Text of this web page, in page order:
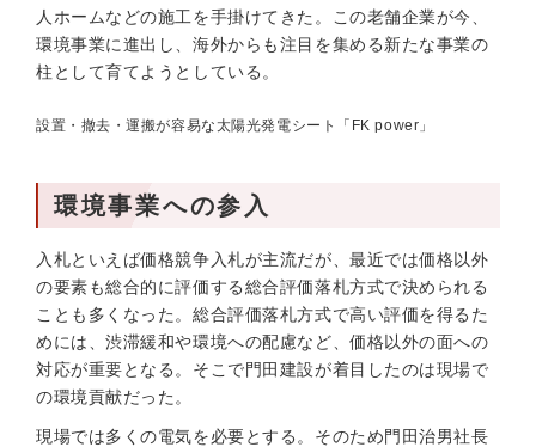
人ホームなどの施工を手掛けてきた。この老舗企業が今、
環境事業に進出し、海外からも注目を集める新たな事業の
柱として育てようとしている。
設置・撤去・運搬が容易な太陽光発電シート「FK power」
環境事業への参入
入札といえば価格競争入札が主流だが、最近では価格以外
の要素も総合的に評価する総合評価落札方式で決められる
ことも多くなった。総合評価落札方式で高い評価を得るた
めには、渋滞緩和や環境への配慮など、価格以外の面への
対応が重要となる。そこで門田建設が着目したのは現場で
の環境貢献だった。
現場では多くの電気を必要とする。そのため門田治男社長